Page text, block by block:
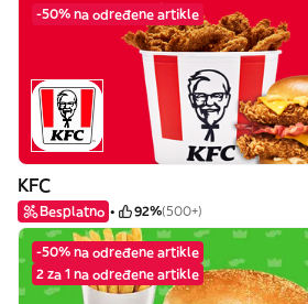
-50% na određene artikle
KFC
Besplatno 92%(500+)
-50% na određene artikle
2 za 1 na određene artikle